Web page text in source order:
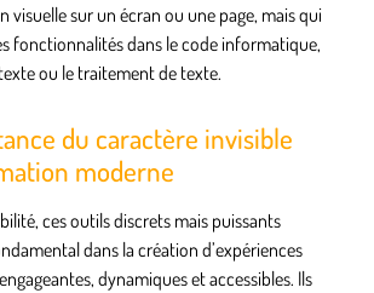
visuelle sur un écran ou une page, mais qui
fonctionnalités dans le code informatique,
ou le traitement de texte.
du caractère invisible
moderne
ces outils discrets mais puissants
dans la création d’expériences
dynamiques et accessibles. Ils